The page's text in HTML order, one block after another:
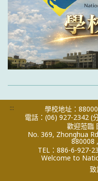
:::
學校地址：
電話：(06) 927-2342 (
歡迎蒞臨
No. 369, Zhonghua
880008
TEL：886-6-927-
Welcome to